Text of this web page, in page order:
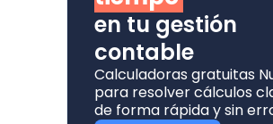
en tu gestión
contable
Calculadoras gratuitas
para resolver cálculos
de forma rápida y sin